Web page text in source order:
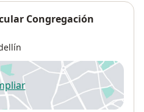
Congregación
se abre en una nueva